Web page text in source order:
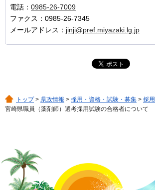
電話： 0985-26-7009
ファクス：0985-26-7345
メールアドレス： jinji@pref.miyazaki.lg.jp
トップ> 県政情報 > 採用・資格・試験・募集 > 採用
宮崎県職員（薬剤師）選考採用試験の合格者について